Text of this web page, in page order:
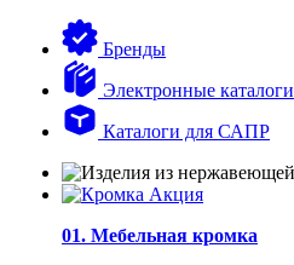
Бренды
Электронные каталоги
Каталоги для САПР
01. Мебельная кромка